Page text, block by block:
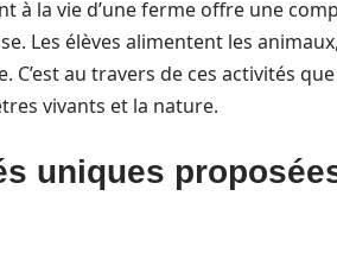
à la vie d’une ferme offre une
Les élèves alimentent les
C’est au travers de ces activités
vivants et la nature.
uniques